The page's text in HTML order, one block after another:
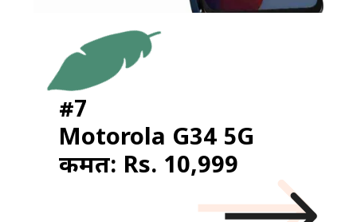
#7
Motorola G34 5G
कीमत: Rs. 10,999